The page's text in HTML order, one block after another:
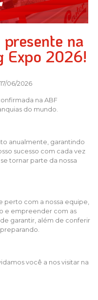
na
Expo 2026!
17/06/2026
na ABF
do mundo.
anualmente, garantindo
sucesso com cada vez
tornar parte da nossa
perto com a nossa equipe,
e empreender com as
garantir, além de conferir
você a nos visitar na